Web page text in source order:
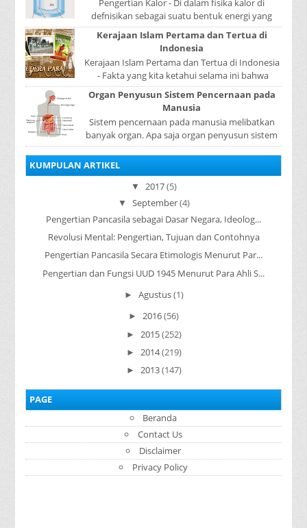
Pengertian Kalor - Di dalam fisika kalor di
defnisikan sebagai suatu bentuk energi yang
dapat berpindah atau mengalir dari benda yang
...
Kerajaan Islam Pertama dan Tertua di
Indonesia
Kerajaan Islam Pertama dan Tertua di Indonesia
- Fakta yang kita ketahui selama ini bahwa
kerajaan Samudera Pasai merupakan kerajaan ...
Organ Penyusun Sistem Pencernaan pada
Manusia
Sistem pencernaan pada manusia melibatkan
banyak organ. Apa saja organ penyusun sistem
pencernaan pada manusia ? Organ penyusun
KUMPULAN ARTIKEL
▼ 2017(5)
▼ September(4)
Pengertian Pancasila sebagai Dasar Negara, Ideolog...
Revolusi Mental: Pengertian, Tujuan dan Contohnya
Pengertian Pancasila Secara Etimologis Menurut Par...
Pengertian dan Fungsi UUD 1945 Menurut Para Ahli S...
► Agustus(1)
► 2016(56)
► 2015(252)
► 2014(219)
► 2013(147)
PAGE
Beranda
Contact Us
Disclaimer
Privacy Policy